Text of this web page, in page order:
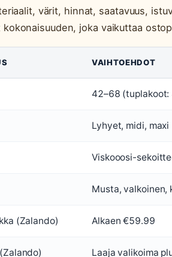
värit, hinnat, saatavuus,
kokonaisuuden, joka vaikuttaa
VAIHTOEHDOT
42–68
Lyhyet, midi,
Viskooosi-
Musta, valkoinen,
(Zalando) Alkaen €59.99
Laaja valikoima